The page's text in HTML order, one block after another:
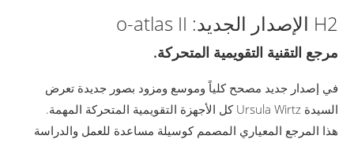
H2 الإصدار الجديد: o-atlas II
مرجع التقنية التقويمية المتحركة.
في إصدار جديد مصحح كلياً وموسع ومزود بصور جديدة تعرض
السيدة Ursula Wirtz كل الأجهزة التقويمية المتحركة المهمة.
هذا المرجع المعياري المصمم كوسيلة مساعدة للعمل والدراسة